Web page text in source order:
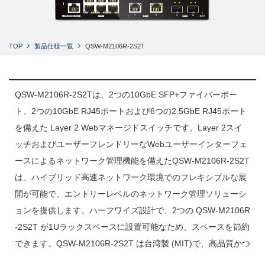
TOP 製品仕様一覧 QSW-M2106R-2S2T
QSW-M2106R-2S2Tは、2つの10GbE SFP+ファイバーポー
ト、2つの10GbE RJ45ポートおよび6つの2.5GbE RJ45ポート
を備えた Layer 2 Webマネージドスイッチです。Layer 2スイ
ッチおよびユーザーフレンドリーなWebユーザーインターフェ
ースによるネットワーク管理機能を備えたQSW-M2106R-2S2T
は、ハイブリッド高速ネットワーク環境でのフレキシブルな展
開が可能で、エントリーレベルのネットワーク管理ソリューシ
ョンを提供します。ハーフワイズ設計で、2つの QSW-M2106R
-2S2T が1Uラックスペースに設置可能なため、スペースを節約
できます。QSW-M2106R-2S2T は台湾製 (MIT)で、高品質かつ